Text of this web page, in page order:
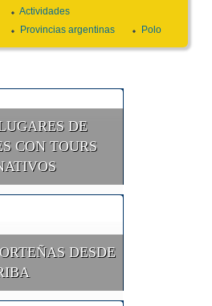
Actividades
Provincias argentinas Polo
DE
CON TOURS
DESDE